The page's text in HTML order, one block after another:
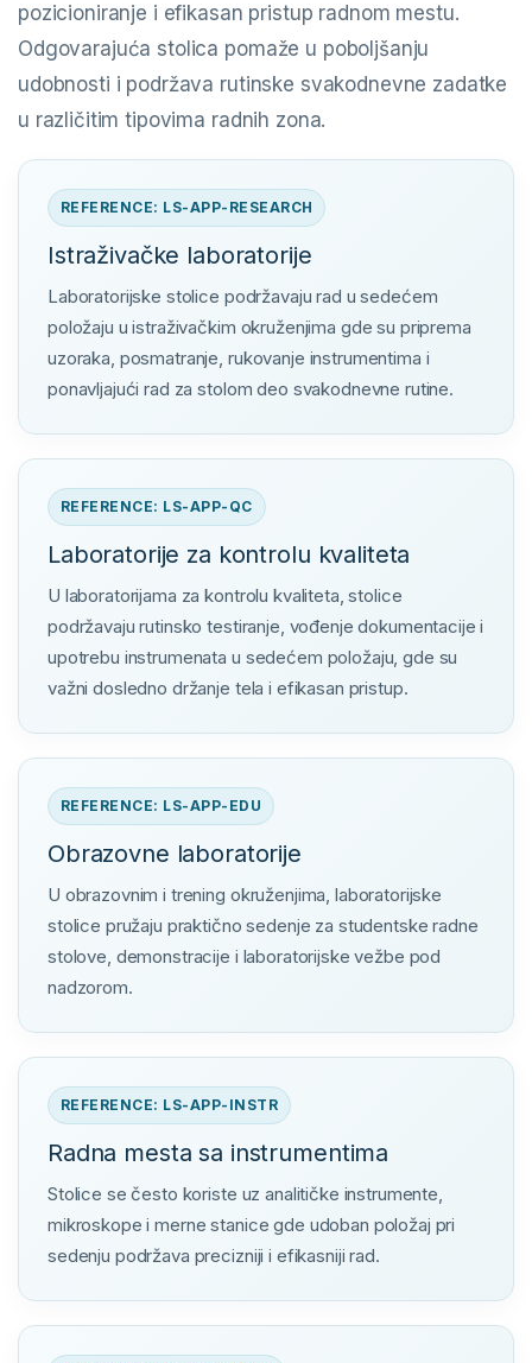
pozicioniranje i efikasan pristup radnom mestu.
Odgovarajuća stolica pomaže u poboljšanju
udobnosti i podržava rutinske svakodnevne zadatke
u različitim tipovima radnih zona.
REFERENCE: LS-APP-RESEARCH
Istraživačke laboratorije
Laboratorijske stolice podržavaju rad u sedećem
položaju u istraživačkim okruženjima gde su priprema
uzoraka, posmatranje, rukovanje instrumentima i
ponavljajući rad za stolom deo svakodnevne rutine.
REFERENCE: LS-APP-QC
Laboratorije za kontrolu kvaliteta
U laboratorijama za kontrolu kvaliteta, stolice
podržavaju rutinsko testiranje, vođenje dokumentacije i
upotrebu instrumenata u sedećem položaju, gde su
važni dosledno držanje tela i efikasan pristup.
REFERENCE: LS-APP-EDU
Obrazovne laboratorije
U obrazovnim i trening okruženjima, laboratorijske
stolice pružaju praktično sedenje za studentske radne
stolove, demonstracije i laboratorijske vežbe pod
nadzorom.
REFERENCE: LS-APP-INSTR
Radna mesta sa instrumentima
Stolice se često koriste uz analitičke instrumente,
mikroskope i merne stanice gde udoban položaj pri
sedenju podržava precizniji i efikasniji rad.